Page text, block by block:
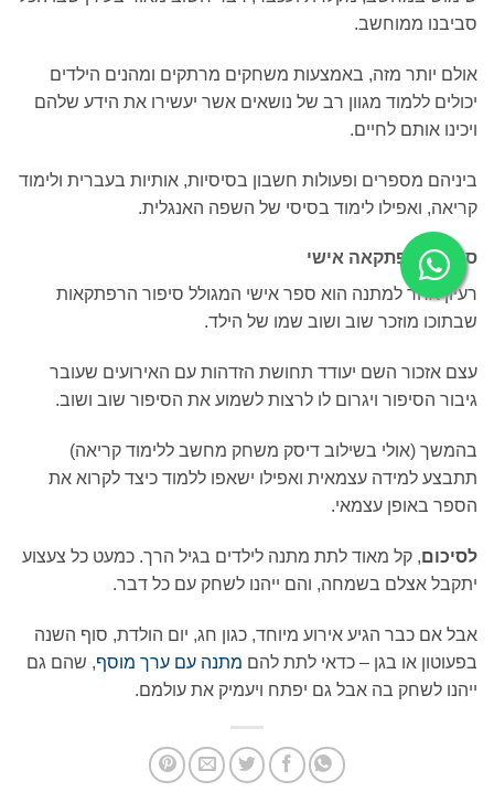
סביבנו ממוחשב.
אולם יותר מזה, באמצעות משחקים מרתקים ומהנים הילדים
יכולים ללמוד מגוון רב של נושאים אשר יעשירו את הידע שלהם
ויכינו אותם לחיים.
ביניהם מספרים ופעולות חשבון בסיסיות, אותיות בעברית ולימוד
קריאה, ואפילו לימוד בסיסי של השפה האנגלית.
סיפור הרפתקאה אישי
רעיון אחר למתנה הוא ספר אישי המגולל סיפור הרפתקאות
שבתוכו מוזכר שוב ושוב שמו של הילד.
עצם אזכור השם יעודד תחושת הזדהות עם האירועים שעובר
גיבור הסיפור ויגרום לו לרצות לשמוע את הסיפור שוב ושוב.
בהמשך (אולי בשילוב דיסק משחק מחשב ללימוד קריאה)
תתבצע למידה עצמאית ואפילו ישאפו ללמוד כיצד לקרוא את
הספר באופן עצמאי.
לסיכום, קל מאוד לתת מתנה לילדים בגיל הרך. כמעט כל צעצוע
יתקבל אצלם בשמחה, והם ייהנו לשחק עם כל דבר.
אבל אם כבר הגיע אירוע מיוחד, כגון חג, יום הולדת, סוף השנה
בפעוטון או בגן – כדאי לתת להם מתנה עם ערך מוסף, שהם גם
ייהנו לשחק בה אבל גם יפתח ויעמיק את עולמם.